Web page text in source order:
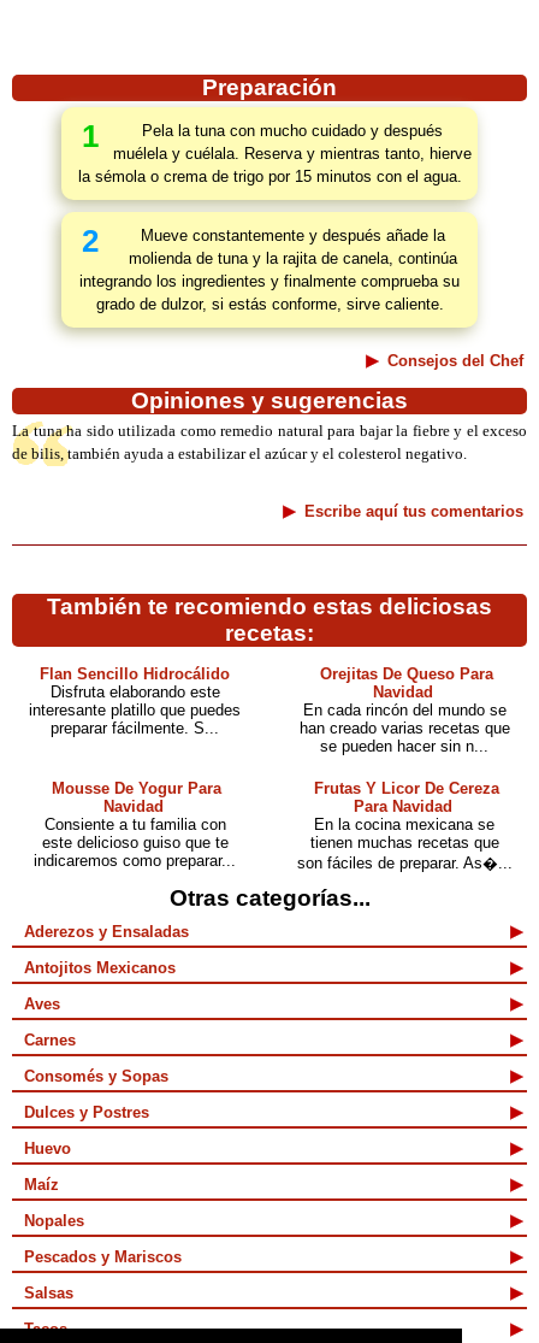
Preparación
1
Pela la tuna con mucho cuidado y después
muélela y cuélala. Reserva y mientras tanto, hierve
la sémola o crema de trigo por 15 minutos con el agua.
2
Mueve constantemente y después añade la
molienda de tuna y la rajita de canela, continúa
integrando los ingredientes y finalmente comprueba su
grado de dulzor, si estás conforme, sirve caliente.
Consejos del Chef
Opiniones y sugerencias
La tuna ha sido utilizada como remedio natural para bajar la fiebre y el exceso
de bilis, también ayuda a estabilizar el azúcar y el colesterol negativo.
Escribe aquí tus comentarios
También te recomiendo estas deliciosas
recetas:
Flan Sencillo Hidrocálido
Disfruta elaborando este
interesante platillo que puedes
preparar fácilmente. S...
Orejitas De Queso Para
Navidad
En cada rincón del mundo se
han creado varias recetas que
se pueden hacer sin n...
Mousse De Yogur Para
Navidad
Consiente a tu familia con
este delicioso guiso que te
indicaremos como preparar...
Frutas Y Licor De Cereza
Para Navidad
En la cocina mexicana se
tienen muchas recetas que
son fáciles de preparar. As�...
Otras categorías...
Aderezos y Ensaladas
Antojitos Mexicanos
Aves
Carnes
Consomés y Sopas
Dulces y Postres
Huevo
Maíz
Nopales
Pescados y Mariscos
Salsas
Tacos